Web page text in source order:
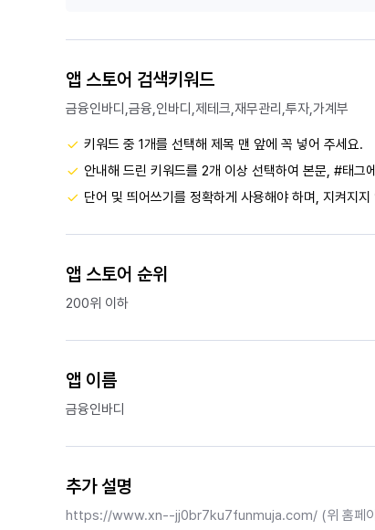
앱 스토어 검색키워드
금융인바디,금융,인바디,제테크,재무관리,투자,가계부
키워드 중 1개를 선택해 제목 맨 앞에 꼭 넣어 주세요.
안내해 드린 키워드를 2개 이상 선택하여 본문, #태그
단어 및 띄어쓰기를 정확하게 사용해야 하며, 지켜지
앱 스토어 순위
200위 이하
앱 이름
금융인바디
추가 설명
https://www.xn--jj0br7ku7funmuja.com/ (위 홈페